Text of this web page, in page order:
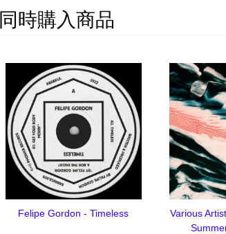
同時購入商品
Felipe Gordon - Timeless
Various